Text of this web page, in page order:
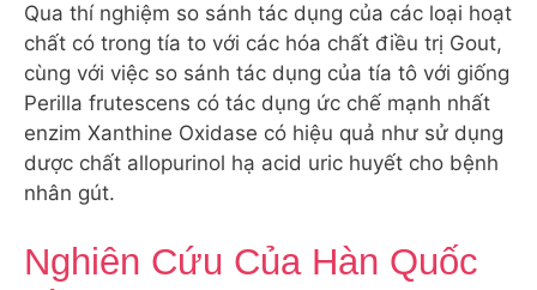
Qua thí nghiệm so sánh tác dụng của các loại hoạt
chất có trong tía to với các hóa chất điều trị Gout,
cùng với việc so sánh tác dụng của tía tô với giống
Perilla frutescens có tác dụng ức chế mạnh nhất
enzim Xanthine Oxidase có hiệu quả như sử dụng
dược chất allopurinol hạ acid uric huyết cho bệnh
nhân gút.
Nghiên Cứu Của Hàn Quốc